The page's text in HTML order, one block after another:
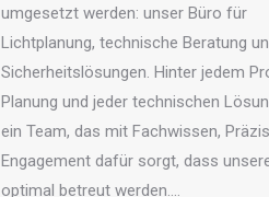
umgesetzt werden: unser Büro für
Lichtplanung, technische Beratung
Sicherheitslösungen. Hinter jedem
Planung und jeder technischen
ein Team, das mit Fachwissen,
Engagement dafür sorgt, dass
optimal betreut werden.…